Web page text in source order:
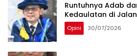
Runtuhnya Adab
Kedaulatan di
Opini 30/07/2026